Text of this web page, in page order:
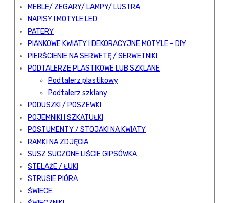
MEBLE/ ZEGARY/ LAMPY/ LUSTRA
NAPISY I MOTYLE LED
PATERY
PIANKOWE KWIATY I DEKORACYJNE MOTYLE – DIY
PIERŚCIENIE NA SERWETĘ / SERWETNIKI
PODTALERZE PLASTIKOWE LUB SZKLANE
Podtalerz plastikowy
Podtalerz szklany
PODUSZKI / POSZEWKI
POJEMNIKI I SZKATUŁKI
POSTUMENTY / STOJAKI NA KWIATY
RAMKI NA ZDJĘCIA
SUSZ SUCZONE LIŚCIE GIPSÓWKA
STELAŻE / ŁUKI
STRUSIE PIÓRA
ŚWIECE